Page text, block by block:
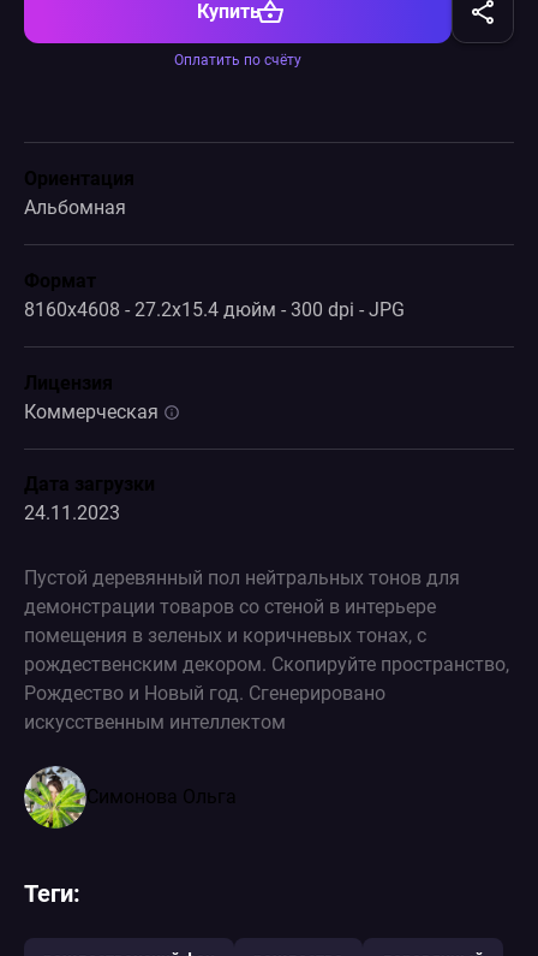
Купить
Оплатить по счёту
Ориентация
Альбомная
Формат
8160x4608 - 27.2x15.4 дюйм - 300 dpi - JPG
Лицензия
Коммерческая
Дата загрузки
24.11.2023
Пустой деревянный пол нейтральных тонов для
демонстрации товаров со стеной в интерьере
помещения в зеленых и коричневых тонах, с
рождественским декором. Скопируйте пространство,
Рождество и Новый год. Сгенерировано
искусственным интеллектом
Симонова Ольга
Теги: